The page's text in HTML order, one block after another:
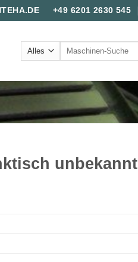
+49 6201 2630 545
Suche
unbekannt